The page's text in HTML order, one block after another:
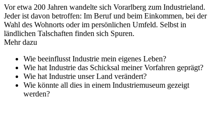
Vor etwa 200 Jahren wandelte sich Vorarlberg zum Industrieland.
Jeder ist davon betroffen: Im Beruf und beim Einkommen, bei der
Wahl des Wohnorts oder im persönlichen Umfeld. Selbst in
ländlichen Talschaften finden sich Spuren.
Mehr dazu
Wie beeinflusst Industrie mein eigenes Leben?
Wie hat Industrie das Schicksal meiner Vorfahren geprägt?
Wie hat Industrie unser Land verändert?
Wie könnte all dies in einem Industriemuseum gezeigt
werden?